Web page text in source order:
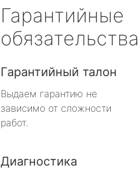
Гарантийные
обязательства
Гарантийный талон
Выдаем гарантию не
зависимо от сложности
работ.
Диагностика